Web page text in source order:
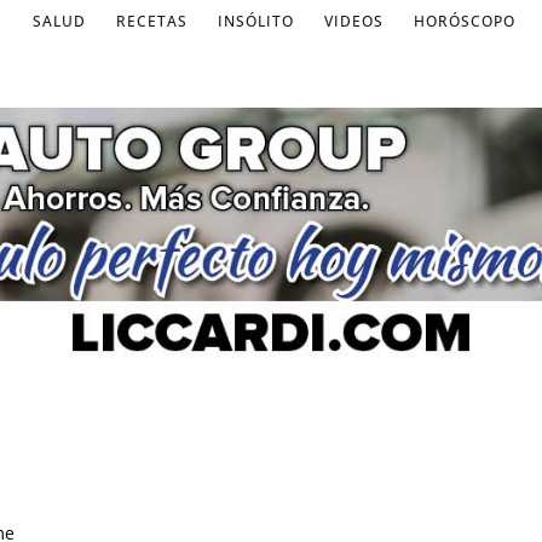
SALUD RECETAS INSÓLITO VIDEOS HORÓSCOPO